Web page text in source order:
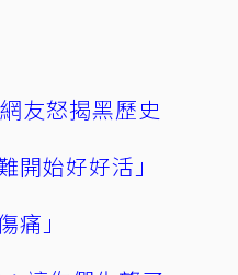
友怒揭黑歷史
始好好活」
」